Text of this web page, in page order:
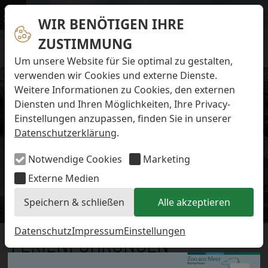
WIR BENÖTIGEN IHRE
ZUSTIMMUNG
Um unsere Website für Sie optimal zu gestalten,
verwenden wir Cookies und externe Dienste.
Weitere Informationen zu Cookies, den externen
Diensten und Ihren Möglichkeiten, Ihre Privacy-
Einstellungen anzupassen, finden Sie in unserer
Datenschutzerklärung.
Notwendige Cookies
Marketing
Externe Medien
Speichern & schließen
Alle akzeptieren
DatenschutzImpressumEinstellungen
Menü
Navigation überspringen
Preise & Infos
Öffnungs- und Fütterungszeiten
Eintrittspreise
Aktuelles
Alle Meldungen
Eisbären-Nachwuchs Anna & Elsa
Eisbären-Nachwuchs Lale & Lili
FAQ zum Tod des Schimpansen-Jungtiers
Newsletter
Bildungsletter
Barrierefreier Zoo
Hausordnung
Arbeiten im Zoo
Ausbildung zur Zootierpflegerin/zum Zootierpfleger
Freiwilliges ökologisches Jahr (FÖJ)
Mitarbeiter:in (w/m/d) auf Minijob-Basis
Patenschaften
Förderverein
Details
FERIENFÜHRUNGEN